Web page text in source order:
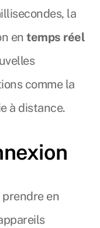
la
entemps réel
comme la
à distance.
en